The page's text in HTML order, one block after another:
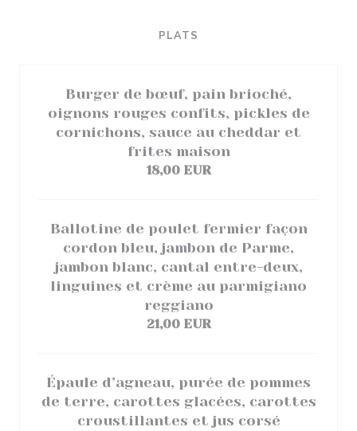
PLATS
Burger de bœuf, pain brioché,
oignons rouges confits, pickles de
cornichons, sauce au cheddar et
frites maison
18,00 EUR
Ballotine de poulet fermier façon
cordon bleu, jambon de Parme,
jambon blanc, cantal entre-deux,
linguines et crème au parmigiano
reggiano
21,00 EUR
Épaule d’agneau, purée de pommes
de terre, carottes glacées, carottes
croustillantes et jus corsé